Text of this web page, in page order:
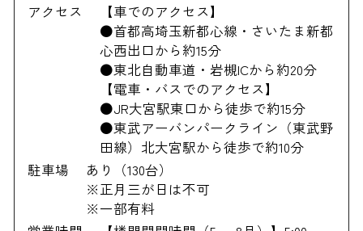
アクセス
【車でのアクセス】
●首都高埼玉新都心線・さいたま新都
心西出口から約15分
●東北自動車道・岩槻ICから約20分
【電車・バスでのアクセス】
●JR大宮駅東口から徒歩で約15分
●東武アーバンパークライン（東武野
田線）北大宮駅から徒歩で約10分
駐車場
あり（130台）
※正月三が日は不可
※一部有料